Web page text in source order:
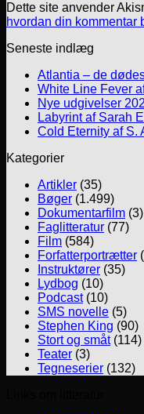
Dette site anvender
hvordan din kommentar
Seneste indlæg
Atlantia – de
White Line Fever
Nye udgivelser
Labyrint af Sarah
Cold Eternity af S.
Kategorier
Artikler (35)
Bøger (1.499)
Dokumentarfilm (3)
Faglitteratur (77)
Film (584)
Forfatterportrætter
Instruktører (35)
Lydbog (10)
Podcast(10)
SMS novelle (5)
Stephen King (90)
Stort og småt(114)
Teater (3)
Tegneserier (132)